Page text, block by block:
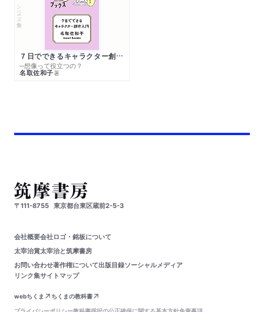
シリーズ・全集
７日でできるキャラクター創作入門
─想像って役立つの？
名取佐和子著
〒111-8755 東京都台東区蔵前2-5-3
会社概要会社ロゴ・銘板について
太宰治賞太宰治と筑摩書房
お問い合わせ著作権について出版目録ソーシャルメディア
リンク集サイトマップ
webちくま
ちくまの教科書